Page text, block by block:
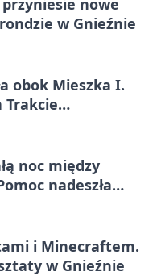
nowe
w Gnieźnie
obok Mieszka I.
Trakcie
noc między
nadeszła
i Minecraftem.
w Gnieźnie